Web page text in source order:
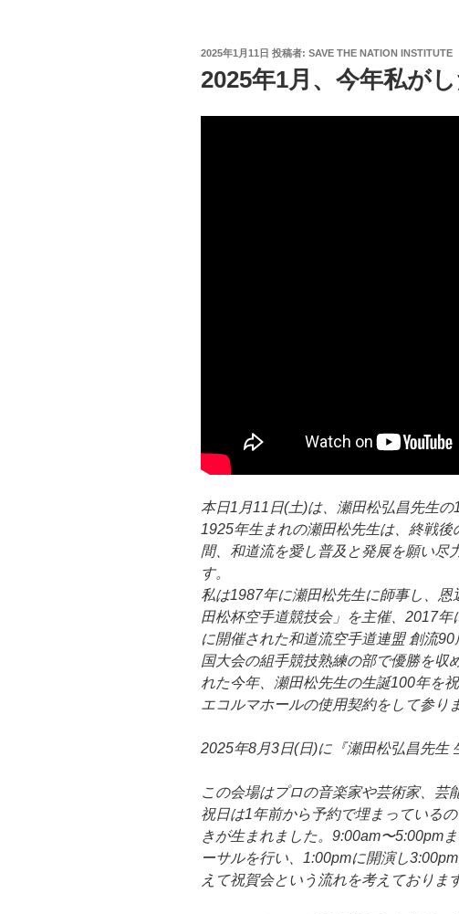
投
日:
2025年1月11日 投稿者: SAVE THE NATION INSTITUTE
2025年1月、今年私が
本日1月11日(土)は、瀬田松弘昌先生の
1925年生まれの瀬田松先生は、終戦
間、和道流を愛し普及と発展を願い尽
す。
私は1987年に瀬田松先生に師事し、
田松杯空手道競技会」を主催、2017
に開催された和道流空手道連盟 創流
国大会の組手競技熟練の部で優勝を収
れた今年、瀬田松先生の生誕100年を
エコルマホールの使用契約をして参り
2025年8月3日(日)に『瀬田松弘昌先生
この会場はプロの音楽家や芸術家、芸
祝日は1年前から予約で埋まっている
きが生まれました。9:00am〜5:00pm
ーサルを行い、1:00pmに開演し
えて祝賀会という流れを考えております